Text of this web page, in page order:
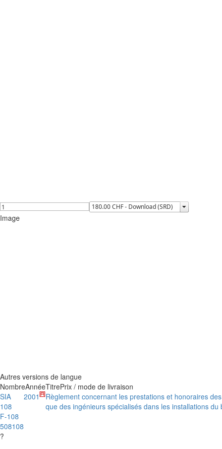
Image
Autres versions de langue
NombreAnnéeTitrePrix / mode de livraison
SIA
108
F-108
508108
?
2001
Règlement concernant les prestations et honoraires
que des ingénieurs spécialisés dans les installations du